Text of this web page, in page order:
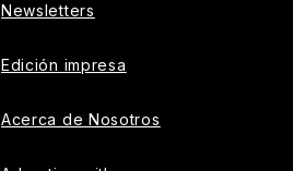
Newsletters
Edición impresa
Acerca de Nosotros